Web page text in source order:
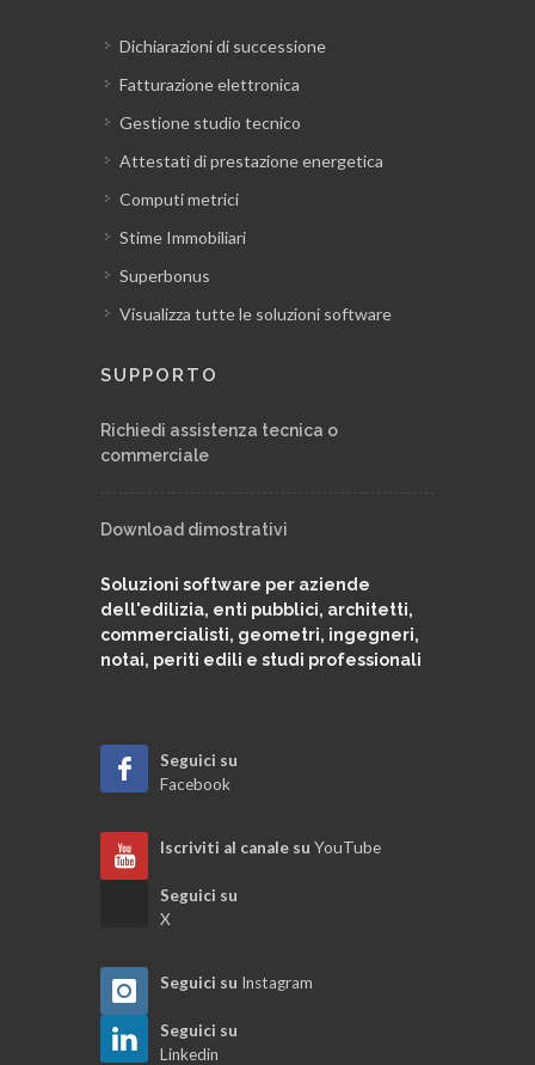
Gestione delle quantità in partita
provvisoria
Registro documenti: altri documenti di
finale
generica
sottomissione della perizia
Quadri di raffronto e perizie di variante
Quadro economico di contabilità
Libretto dei ferri
Certificato di pagamento BIS
Certificato di pagamento
Stato di avanzamento dei lavori
Dichiarazioni di successione
Fatturazione elettronica
Gestione studio tecnico
Attestati di prestazione energetica
Computi metrici
Stime Immobiliari
Superbonus
Visualizza tutte le soluzioni software
SUPPORTO
Richiedi assistenza tecnica o
commerciale
Download dimostrativi
Soluzioni software per aziende
dell'edilizia, enti pubblici, architetti,
commercialisti, geometri, ingegneri,
notai, periti edili e studi professionali
Seguici su
Facebook
Iscriviti al canale su YouTube
Seguici su
X
Seguici su Instagram
Seguici su
Linkedin